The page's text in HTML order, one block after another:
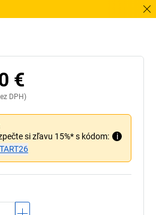
€
DPH)
si zľavu 15%* s kódom:
i